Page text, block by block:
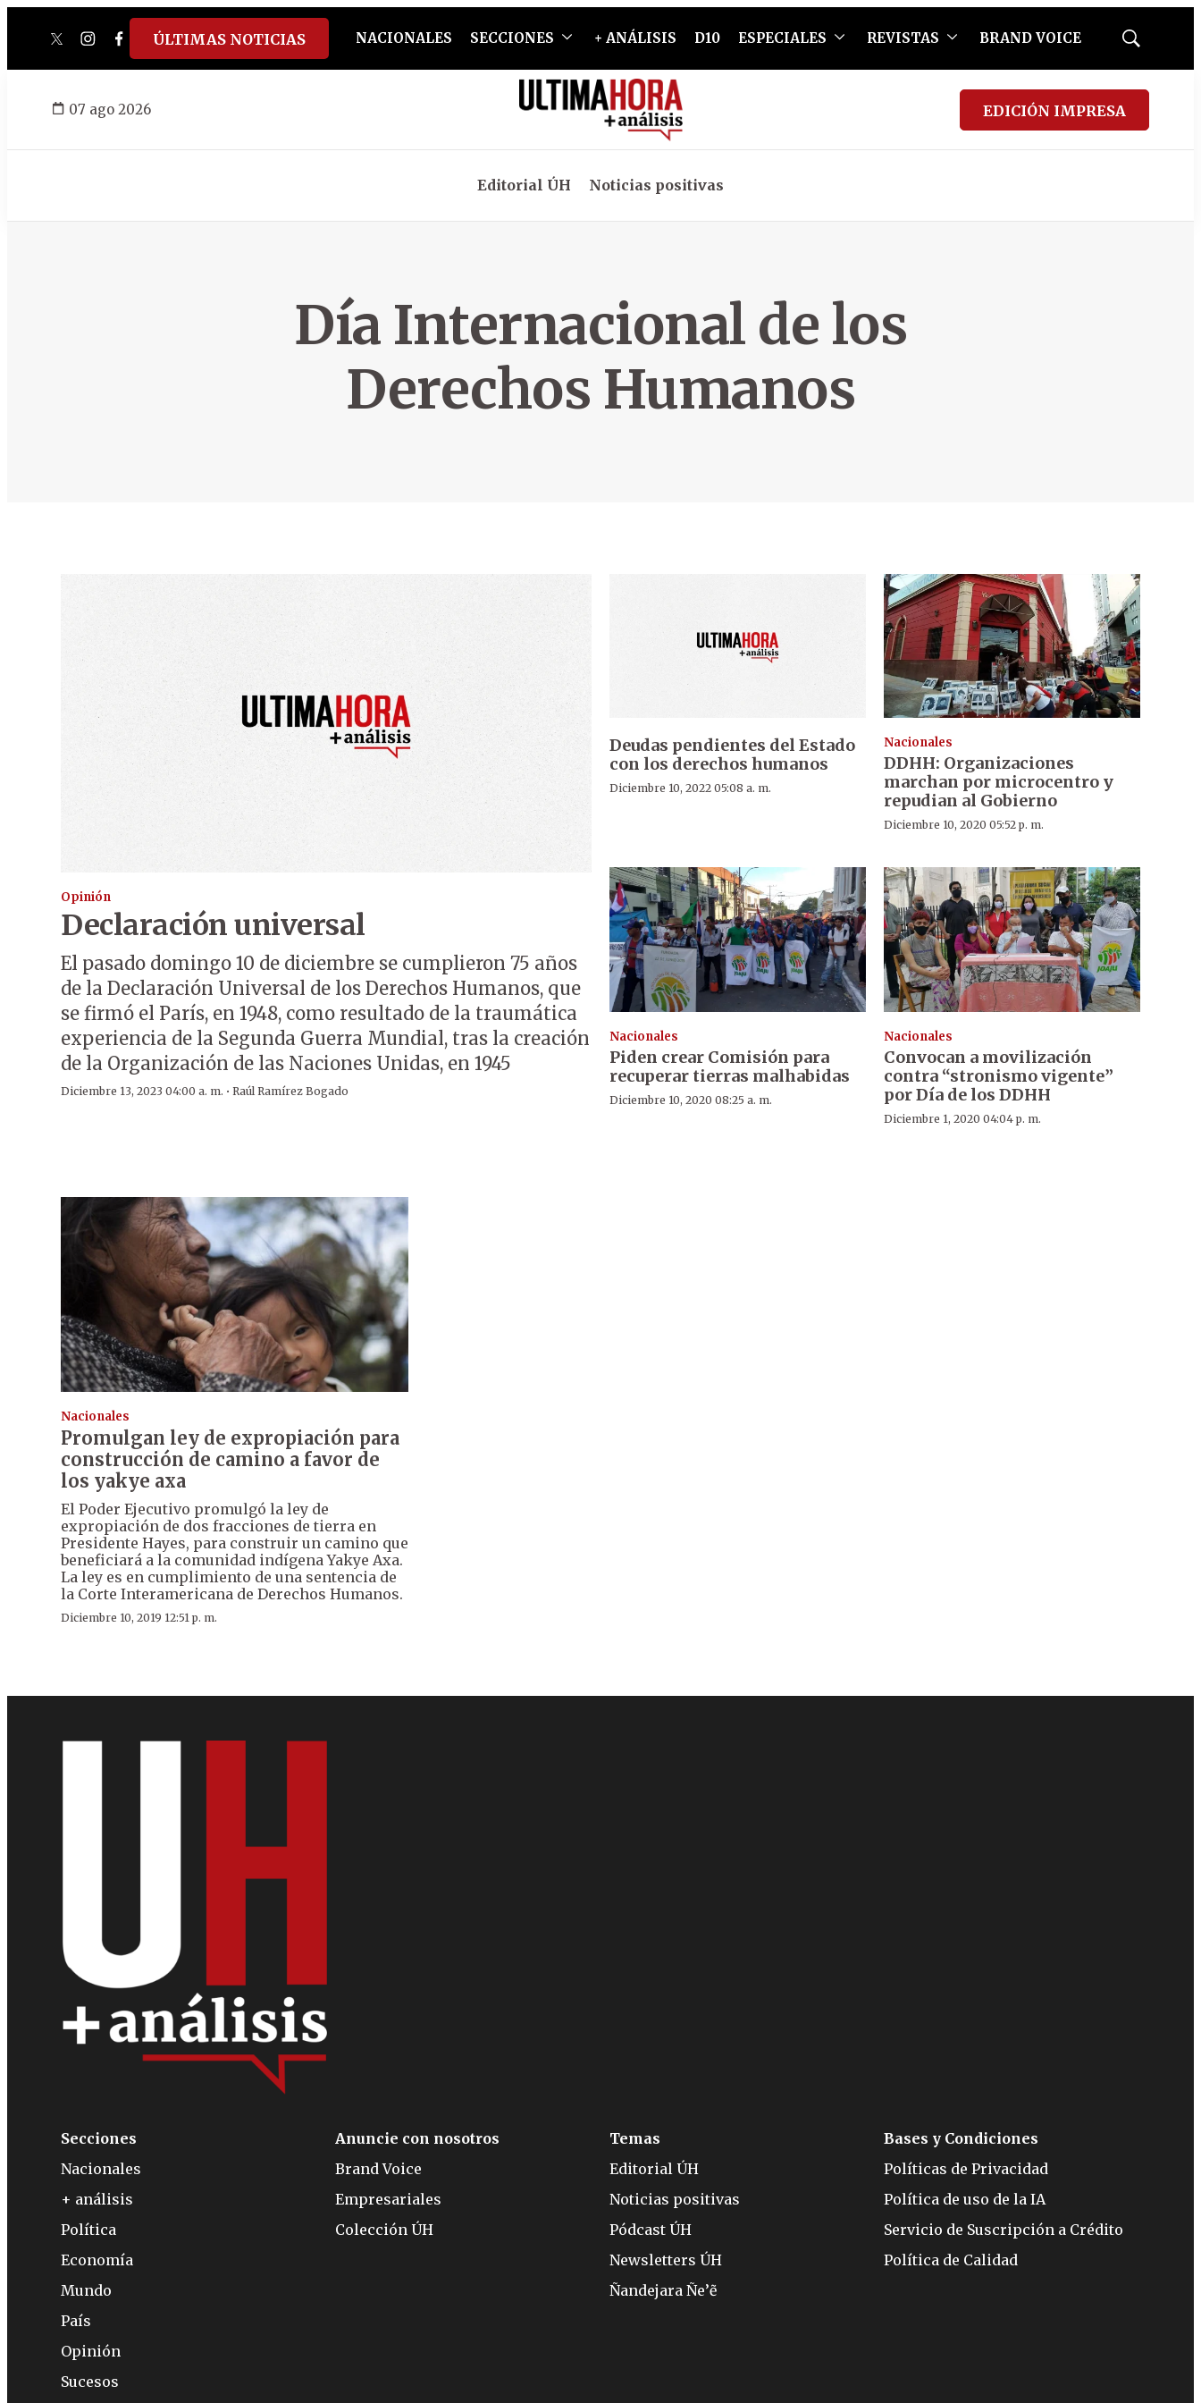
twitterinstagram
facebook
tiktokyoutube
spotify
ÚLTIMAS NOTICIAS NACIONALES SECCIONES + ANÁLISIS D10 ESPECIALES REVISTAS BRAND VOICE
Mostrar
07 ago 2026 EDICIÓN IMPRESA
Editorial ÚH Noticias positivas
Día Internacional de los
Derechos Humanos
Opinión
Declaración universal
El pasado domingo 10 de diciembre se cumplieron 75 años
de la Declaración Universal de los Derechos Humanos, que
se firmó el París, en 1948, como resultado de la traumática
experiencia de la Segunda Guerra Mundial, tras la creación
de la Organización de las Naciones Unidas, en 1945
Diciembre 13, 2023 04:00 a. m. · Raúl Ramírez Bogado
Deudas pendientes del Estado
con los derechos humanos
Diciembre 10, 2022 05:08 a. m.
Nacionales
DDHH: Organizaciones
marchan por microcentro y
repudian al Gobierno
Diciembre 10, 2020 05:52 p. m.
Nacionales
Piden crear Comisión para
recuperar tierras malhabidas
Diciembre 10, 2020 08:25 a. m.
Nacionales
Convocan a movilización
contra “stronismo vigente”
por Día de los DDHH
Diciembre 1, 2020 04:04 p. m.
Nacionales
Promulgan ley de expropiación para
construcción de camino a favor de
los yakye axa
El Poder Ejecutivo promulgó la ley de
expropiación de dos fracciones de tierra en
Presidente Hayes, para construir un camino que
beneficiará a la comunidad indígena Yakye Axa.
La ley es en cumplimiento de una sentencia de
la Corte Interamericana de Derechos Humanos.
Diciembre 10, 2019 12:51 p. m.
Secciones
Nacionales
+ análisis
Política
Economía
Mundo
País
Opinión
Sucesos
Anuncie con nosotros
Brand Voice
Empresariales
Colección ÚH
Temas
Editorial ÚH
Noticias positivas
Pódcast ÚH
Newsletters ÚH
Ñandejara Ñe’ẽ
Bases y Condiciones
Políticas de Privacidad
Política de uso de la IA
Servicio de Suscripción a Crédito
Política de Calidad